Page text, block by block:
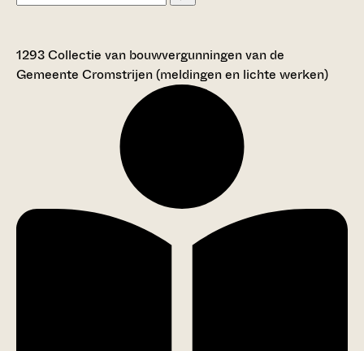
1293 Collectie van bouwvergunningen van de
Gemeente Cromstrijen (meldingen en lichte werken)